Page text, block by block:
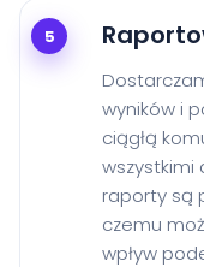
5
wyników i
ciągłą
wszystkimi
raporty są
czemu
wpływ